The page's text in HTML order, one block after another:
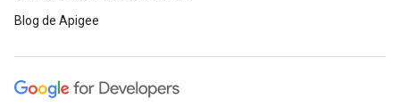
Blog de Apigee